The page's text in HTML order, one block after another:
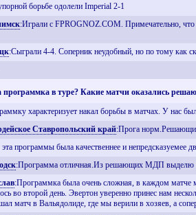
борьбе одолели Imperial 2-1
:Играли с FPROGNOZ.COM. Примечательно,
:Сыграли 4-4. Соперник неудобный, но по тому как
программка в туре? Какие матчи оказались
характеризует накал борьбы в матчах. У нас
Ставропольский край:Прога
эта программы была качественнее и
:Программа отличная.Из решающих МДП выделю
:Программка была очень сложная, в каждом
во второй день. Эвертон уверенно принес нам
матч в Вальядолиде, где мы верили в хозяев, а